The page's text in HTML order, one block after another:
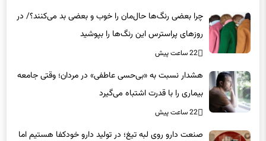
چرا بعضی رنگ‌ها حال‌مان را خوب و بعضی بد می‌کنند؟/ در
روزهای پراسترس این رنگ‌ها را بپوشید
22 ساعت پیش
هشدار نسبت به «بی‌حسی عاطفی» در مردان؛ وقتی جامعه
بیماری را با قدرت اشتباه می‌گیرد
22 ساعت پیش
صنعت دارو روی لبه تیغ؛ در تولید دارو خودکفا هستیم اما